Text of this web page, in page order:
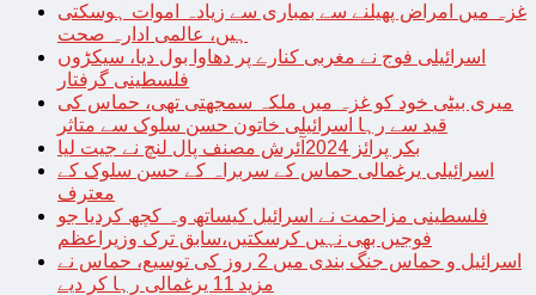
غزہ میں امراض پھیلنے سے بمباری سے زیادہ اموات ہوسکتی
ہیں، عالمی ادارہ صحت
اسرائیلی فوج نے مغربی کنارے پر دھاوا بول دیا، سیکڑوں
فلسطینی گرفتار
میری بیٹی خود کو غزہ میں ملکہ سمجھتی تھی، حماس کی
قید سے رہا اسرائیلی خاتون حسن سلوک سے متاثر
بکر پرائز 2024آئرش مصنف پال لنچ نے جیت لیا
اسرائیلی یرغمالی حماس کے سربراہ کے حسن سلوک کے
معترف
فلسطینی مزاحمت نے اسرائیل کیساتھ وہ کچھ کردیا جو
فوجیں بھی نہیں کرسکتیں،سابق ترک وزیراعظم
اسرائیل و حماس جنگ بندی میں 2 روز کی توسیع، حماس نے
مزید 11 یرغمالی رہا کر دیے